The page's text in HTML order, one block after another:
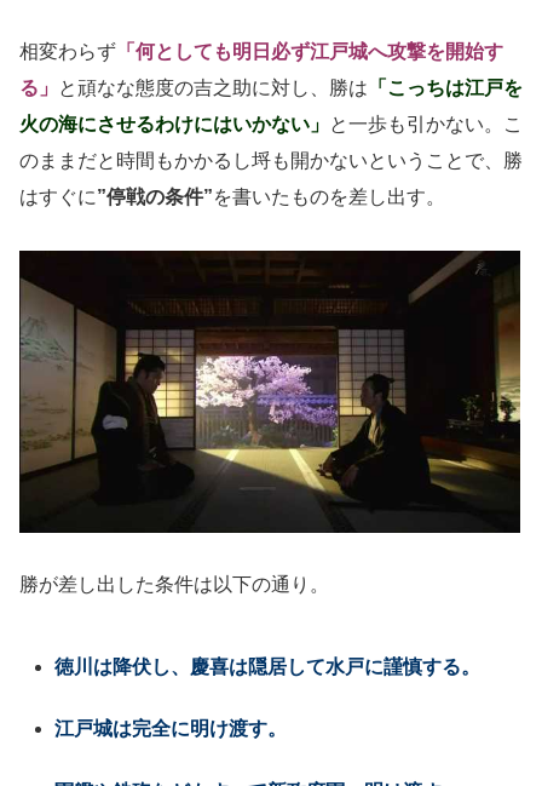
相変わらず 「何としても明日必ず江戸城へ攻撃を開始す
る」
と頑なな態度の吉之助に対し、勝は 「こっちは江戸を
火の海にさせるわけにはいかない」 と一歩も引かない。こ
のままだと時間もかかるし埒も開かないということで、勝
はすぐに”停戦の条件”を書いたものを差し出す。
勝が差し出した条件は以下の通り。
徳川は降伏し、慶喜は隠居して水戸に謹慎する。
江戸城は完全に明け渡す。